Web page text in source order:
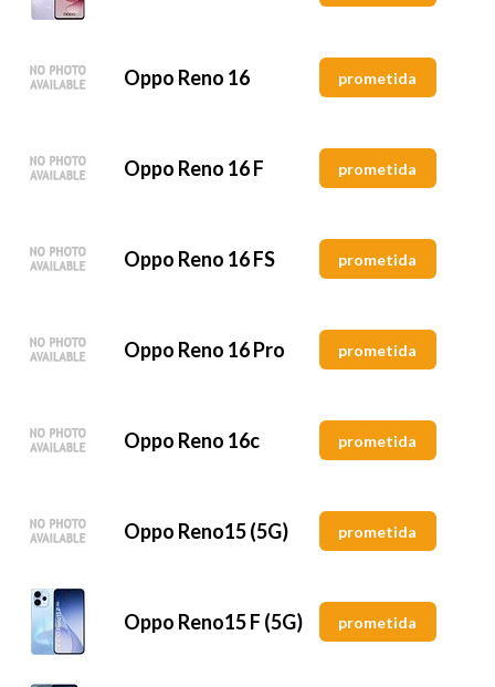
Oppo Reno 16 prometida
Oppo Reno 16 F prometida
Oppo Reno 16 FS prometida
Oppo Reno 16 Pro prometida
Oppo Reno 16c prometida
Oppo Reno15 (5G) prometida
Oppo Reno15 F (5G) prometida